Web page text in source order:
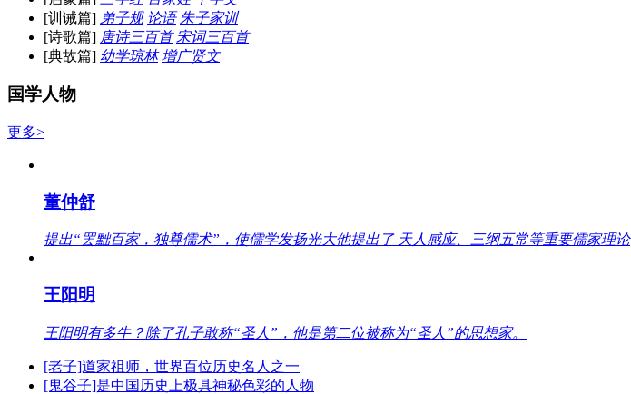
[训诫篇] 弟子规 论语 朱子家训
[诗歌篇] 唐诗三百首 宋词三百首
[典故篇] 幼学琼林 增广贤文
国学人物
更多>
董仲舒
提出“罢黜百家，独尊儒术”，使儒学发扬光大他提出了 天人感应、三纲五常等重要儒家理论
王阳明
王阳明有多牛？除了孔子敢称“圣人”，他是第二位被称为“圣人”的思想家。
[老子]道家祖师，世界百位历史名人之一
[鬼谷子]是中国历史上极具神秘色彩的人物